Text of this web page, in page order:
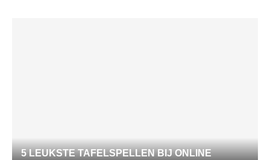
5 LEUKSTE TAFELSPELLEN BIJ ONLINE